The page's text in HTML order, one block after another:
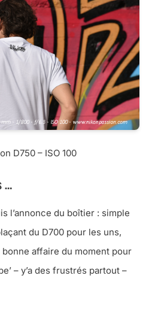
D750 – ISO 100
…
l’annonce du boîtier : simple
du D700 pour les uns,
affaire du moment pour
– y’a des frustrés partout –